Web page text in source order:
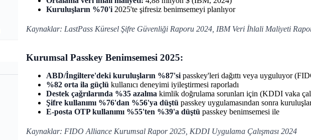
Kuruluşların %70'i 2025'te şifresiz benimsemeyi planlıyor
Kaynaklar: LastPass Küresel Şifre Güvenliği Raporu 2024, IBM Veri İhlali Maliyeti
Kurumsal Passkey Benimsemesi 2025:
ABD/İngiltere'deki kuruluşların %87'si passkey'leri dağıttı veya uyguluyor
%82 orta ila güçlü kullanıcı deneyimi iyileştirmesi raporladı
Destek çağrılarında %35 azalma kimlik doğrulama sorunları için (KDDI vaka
Şifre kullanımı %76'dan %56'ya düştü passkey uygulamasından sonra
E-posta OTP kullanımı %55'ten %39'a düştü passkey benimsemesi ile
Kaynaklar: FIDO Alliance Kurumsal Rapor 2025, KDDI Uygulama Çalışması 2024